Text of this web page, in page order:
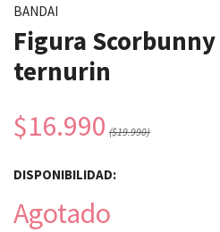
BANDAI
Figura
ternurin
$16.990 ($19.990)
DISPONIBILIDAD:
Agotado